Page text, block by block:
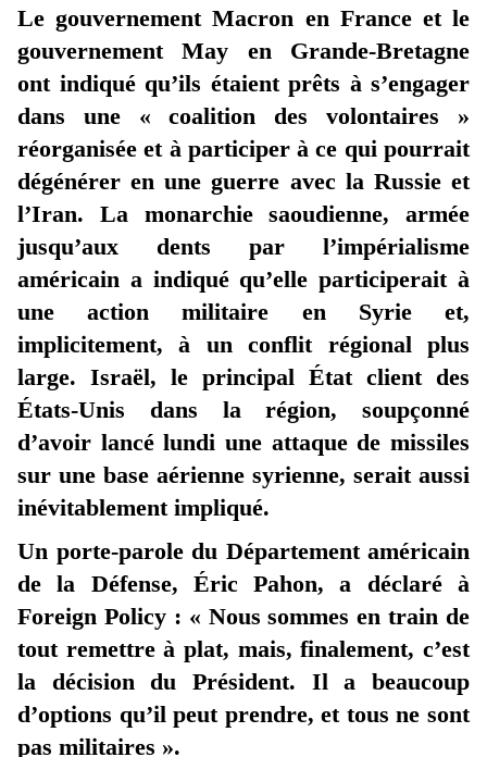
Le gouvernement Macron en France et le
gouvernement May en Grande-Bretagne
ont indiqué qu’ils étaient prêts à s’engager
dans une « coalition des volontaires »
réorganisée et à participer à ce qui pourrait
dégénérer en une guerre avec la Russie et
l’Iran. La monarchie saoudienne, armée
jusqu’aux dents par l’impérialisme
américain a indiqué qu’elle participerait à
une action militaire en Syrie et,
implicitement, à un conflit régional plus
large. Israël, le principal État client des
États-Unis dans la région, soupçonné
d’avoir lancé lundi une attaque de missiles
sur une base aérienne syrienne, serait aussi
inévitablement impliqué.
Un porte-parole du Département américain
de la Défense, Éric Pahon, a déclaré à
Foreign Policy : « Nous sommes en train de
tout remettre à plat, mais, finalement, c’est
la décision du Président. Il a beaucoup
d’options qu’il peut prendre, et tous ne sont
pas militaires ».